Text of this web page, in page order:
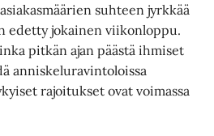
suhteen jyrkkää
edetty jokainen viikonloppu.
pitkän ajan päästä ihmiset
anniskeluravintoloissa
rajoitukset ovat voimassa